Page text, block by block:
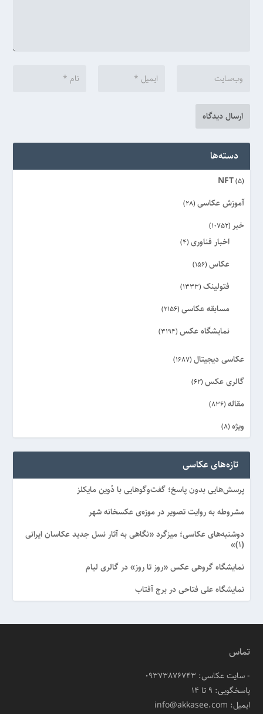
دسته‌ها
NFT(5)
آموزش عکاسی (28)
خبر (10752)
اخبار فناوری (4)
عکاس (156)
فتولینک (1333)
مسابقه عکاسی (2156)
نمایشگاه عکس (3194)
عکاسی دیجیتال (1687)
گالری عکس (62)
مقاله (836)
ویژه (8)
تازه‌های عکاسی
پرسش‌هایی بدون پاسخ؛ گفت‌وگوهایی با دُوین مایکلز
مشروطه به روایت تصویر در موزه‌ی عکسخانه شهر
دوشنبه‌های عکاسی؛ میزگرد «نگاهی به آثار نسل جدید عکاسان ایرانی
(۱)»
نمایشگاه گروهی عکس «روز تا روز» در گالری لیام
نمایشگاه علی فتاحی در برج آفتاب
تماس
- سایت عکاسی: 09373876743
پاسخگویی: ۹ تا ۱۴
ایمیل: info@akkasee.com